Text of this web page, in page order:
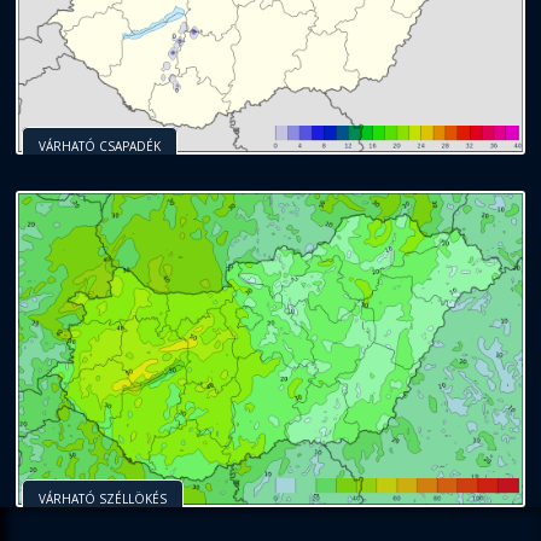
VÁRHATÓ CSAPADÉK
VÁRHATÓ SZÉLLÖKÉS